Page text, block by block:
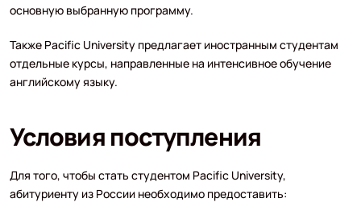
основную выбранную программу.
Также Pacific University предлагает иностранным студентам
отдельные курсы, направленные на интенсивное обучение
английскому языку.
Условия поступления
Для того, чтобы стать студентом Pacific University,
абитуриенту из России необходимо предоставить: